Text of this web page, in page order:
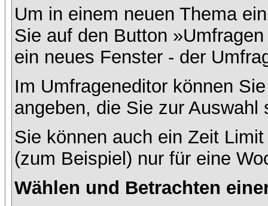
Um in einem neuen Thema
Sie auf den Button
ein neues Fenster - der
Im Umfrageneditor können
angeben, die Sie zur Auswahl
Sie können auch ein Zeit
(zum Beispiel) nur für eine
Wählen und Betrachten